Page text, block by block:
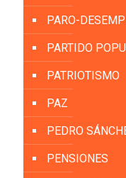
PARO-
PARTIDO
PATRIOTISMO
PAZ
PEDRO
PENSIONES